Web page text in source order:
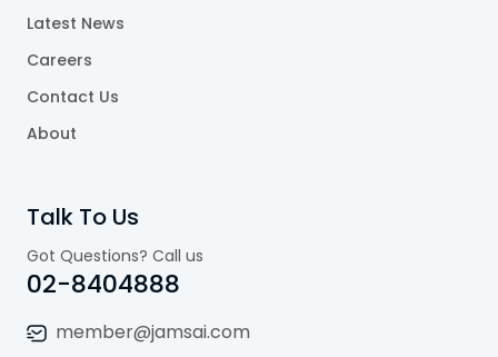
Latest News
Careers
Contact Us
About
Talk To Us
Got Questions? Call us
02-8404888
member@jamsai.com